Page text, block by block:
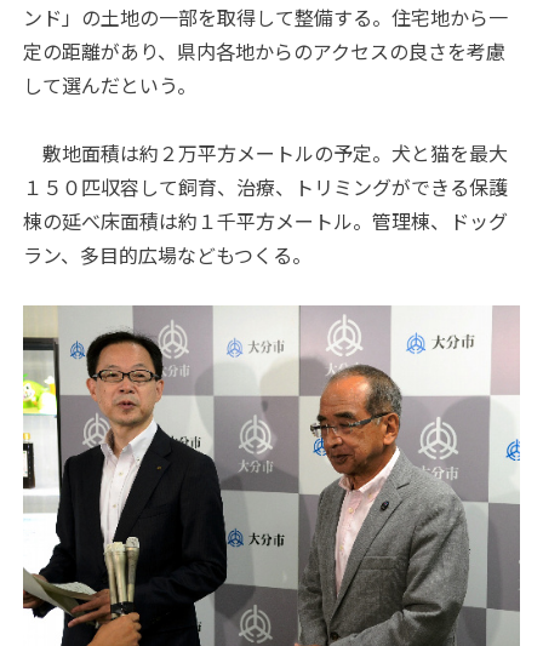
ンド」の土地の一部を取得して整備する。住宅地から一
定の距離があり、県内各地からのアクセスの良さを考慮
して選んだという。
敷地面積は約２万平方メートルの予定。犬と猫を最大
１５０匹収容して飼育、治療、トリミングができる保護
棟の延べ床面積は約１千平方メートル。管理棟、ドッグ
ラン、多目的広場などもつくる。